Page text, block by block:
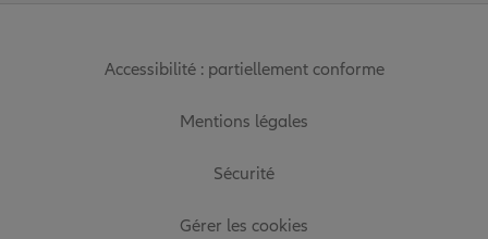
Accessibilité : partiellement conforme
Mentions légales
Sécurité
Gérer les cookies